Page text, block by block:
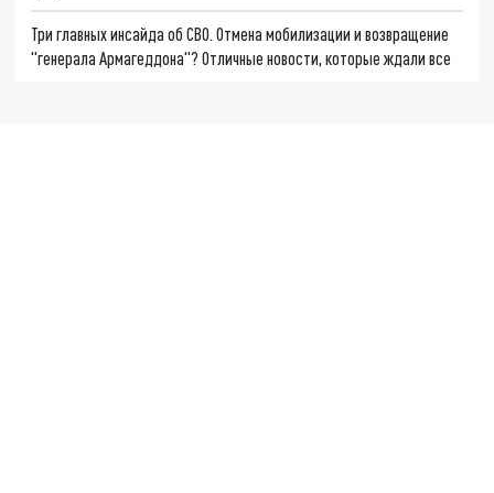
Три главных инсайда об СВО. Отмена мобилизации и возвращение
"генерала Армагеддона"? Отличные новости, которые ждали все